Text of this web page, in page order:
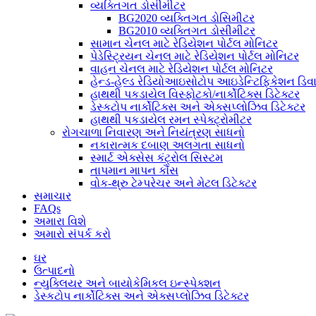
વ્યક્તિગત ડોસીમીટર
BG2020 વ્યક્તિગત ડોસિમીટર
BG2010 વ્યક્તિગત ડોસીમીટર
સામાન ચેનલ માટે રેડિયેશન પોર્ટલ મોનિટર
પેડેસ્ટ્રિયન ચેનલ માટે રેડિયેશન પોર્ટલ મોનિટર
વાહન ચેનલ માટે રેડિયેશન પોર્ટલ મોનિટર
હેન્ડ-હેલ્ડ રેડિયોઆઇસોટોપ આઇડેન્ટિફિકેશન
હાથથી પકડાયેલ વિસ્ફોટકો/નાર્કોટિક્સ ડિટેક્ટર
ડેસ્કટોપ નાર્કોટિક્સ અને એક્સપ્લોઝિવ ડિટેક્ટર
હાથથી પકડાયેલ રમન સ્પેક્ટ્રોમીટર
રોગચાળા નિવારણ અને નિયંત્રણ સાધનો
નકારાત્મક દબાણ અલગતા સાધનો
સ્માર્ટ એક્સેસ કંટ્રોલ સિસ્ટમ
તાપમાન માપન કૌંસ
વોક-થ્રુ ટેમ્પરેચર અને મેટલ ડિટેક્ટર
સમાચાર
FAQs
અમારા વિશે
અમારો સંપર્ક કરો
ઘર
ઉત્પાદનો
ન્યુક્લિયર અને બાયોકેમિકલ ઇન્સ્પેક્શન
ડેસ્કટોપ નાર્કોટિક્સ અને એક્સપ્લોઝિવ ડિટેક્ટર